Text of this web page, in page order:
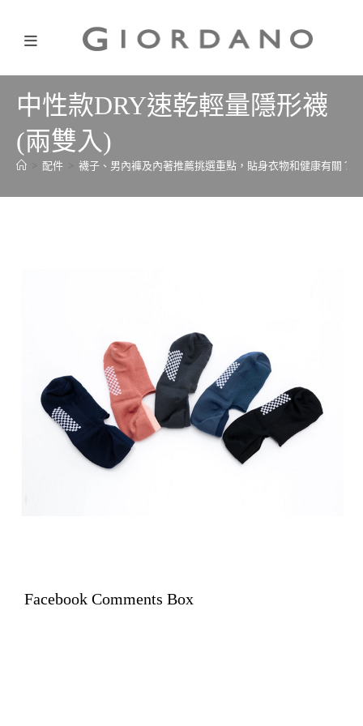
中性款DRY速乾輕量隱形襪
(兩雙入)
配件 襪子、男內褲及內著推薦挑選重點，貼身衣物和健康有關？
Facebook Comments Box